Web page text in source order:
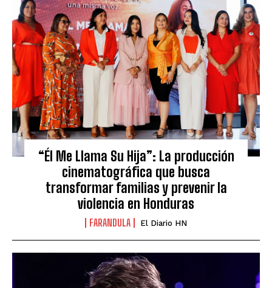
“Él Me Llama Su Hija”: La producción
cinematográfica que busca
transformar familias y prevenir la
violencia en Honduras
FARANDULA El Diario HN